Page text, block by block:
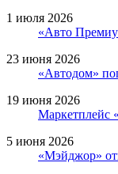
1 июля 2026
«Авто
23 июня 2026
«Автодом»
19 июня 2026
Маркетплейс
5 июня 2026
«Мэйджор»